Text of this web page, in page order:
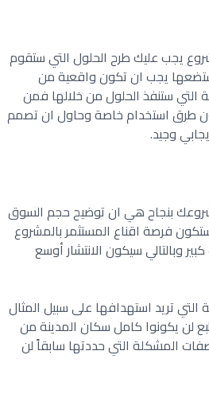
يجب عليك طرح الحلول التي ستقوم
يجب ان تكون واقعية من
ستنفذ الحلول من خلالها فمن
طرق استخدام خاصة وحاول ان تصمم
وجيد.
بنجاح هي ان توضيح حجم السوق
فرصة اقناع المستثمر بالمشروع
وبالتالي سيكون الانتشار أوسع
تريد استهدافها على سبيل المثال
لن يكونوا كامل سكان المدينة من
المشكلة التي حددتها سابقاً لن